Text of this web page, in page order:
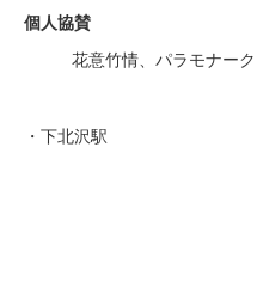
個人協賛
花意竹情、パラモナーク
・下北沢駅